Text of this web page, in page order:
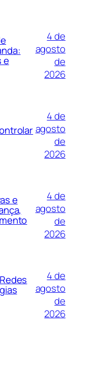
e
4 de
agosto
de
2026
4 de
agosto
de
2026
e
4 de
agosto
de
2026
4 de
agosto
de
2026